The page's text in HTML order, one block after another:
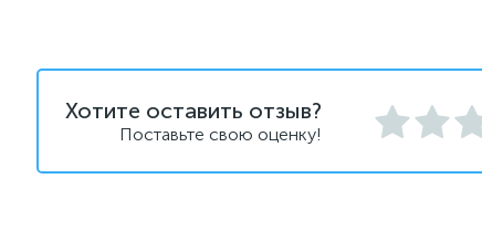
Хотите оставить отзыв?
Поставьте свою оценку!